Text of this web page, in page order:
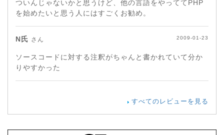
ついんじゃないかと思うけど、他の言語をやっててPHP
を始めたいと思う人にはすごくお勧め。
N氏 さん 2009-01-23
ソースコードに対する注釈がちゃんと書かれていて分か
りやすかった
すべてのレビューを見る